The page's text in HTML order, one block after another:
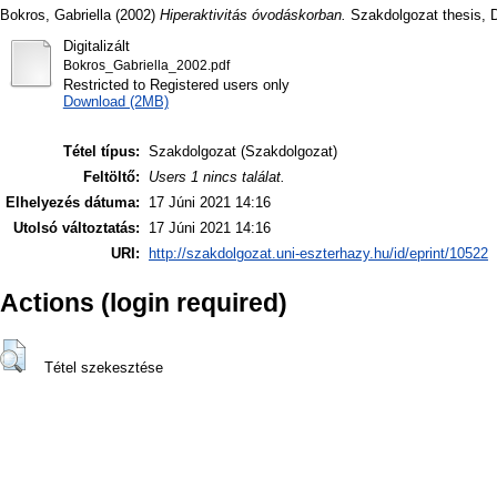
Bokros, Gabriella (2002) Hiperaktivitás óvodáskorban. Szakdolgozat thesis,
Digitalizált
Bokros_Gabriella_2002.pdf
Restricted to Registered users only
Download (2MB)
Tétel típus: Szakdolgozat (Szakdolgozat)
Feltöltő:
Users 1 nincs találat.
Elhelyezés dátuma:
17 Júni 2021 14:16
Utolsó változtatás:
17 Júni 2021 14:16
URI:
http://szakdolgozat.uni-eszterhazy.hu/id/eprint/10522
Actions (login required)
Tétel szekesztése